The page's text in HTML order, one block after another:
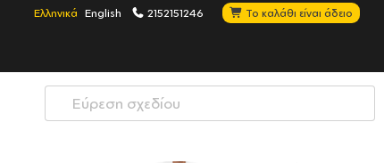
Ελληνικά English 2152151246 Το καλάθι είναι άδειο